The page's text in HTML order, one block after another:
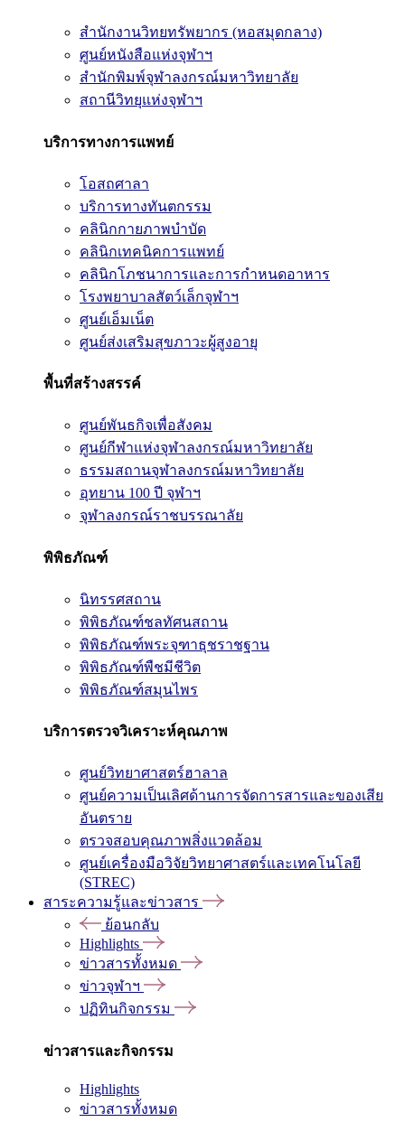
สำนักงานวิทยทรัพยากร (หอสมุดกลาง)
ศูนย์หนังสือแห่งจุฬาฯ
สำนักพิมพ์จุฬาลงกรณ์มหาวิทยาลัย
สถานีวิทยุแห่งจุฬาฯ
บริการทางการแพทย์
โอสถศาลา
บริการทางทันตกรรม
คลินิกกายภาพบำบัด
คลินิกเทคนิคการแพทย์
คลินิกโภชนาการและการกำหนดอาหาร
โรงพยาบาลสัตว์เล็กจุฬาฯ
ศูนย์เอ็มเน็ต
ศูนย์ส่งเสริมสุขภาวะผู้สูงอายุ
พื้นที่สร้างสรรค์
ศูนย์พันธกิจเพื่อสังคม
ศูนย์กีฬาแห่งจุฬาลงกรณ์มหาวิทยาลัย
ธรรมสถานจุฬาลงกรณ์มหาวิทยาลัย
อุทยาน 100 ปี จุฬาฯ
จุฬาลงกรณ์ราชบรรณาลัย
พิพิธภัณฑ์
นิทรรศสถาน
พิพิธภัณฑ์ชลทัศนสถาน
พิพิธภัณฑ์พระจุฑาธุชราชฐาน
พิพิธภัณฑ์พืชมีชีวิต
พิพิธภัณฑ์สมุนไพร
บริการตรวจวิเคราะห์คุณภาพ
ศูนย์วิทยาศาสตร์ฮาลาล
ศูนย์ความเป็นเลิศด้านการจัดการสารและของเสีย
อันตราย
ตรวจสอบคุณภาพสิ่งแวดล้อม
ศูนย์เครื่องมือวิจัยวิทยาศาสตร์และเทคโนโลยี
(STREC)
สาระความรู้และข่าวสาร
ย้อนกลับ
Highlights
ข่าวสารทั้งหมด
ข่าวจุฬาฯ
ปฏิทินกิจกรรม
ข่าวสารและกิจกรรม
Highlights
ข่าวสารทั้งหมด